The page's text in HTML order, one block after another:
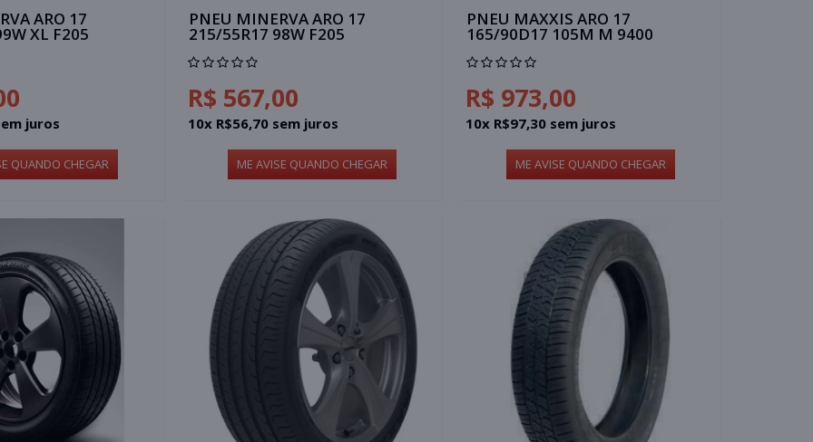
ARO 17
XL F205
juros
QUANDO CHEGAR
PNEU MINERVA ARO 17
215/55R17 98W F205
R$ 567,00
10x R$56,70 sem juros
ME AVISE QUANDO CHEGAR
PNEU MAXXIS ARO 17
165/90D17 105M M 9400
R$ 973,00
10x R$97,30 sem juros
ME AVISE QUANDO CHEGAR